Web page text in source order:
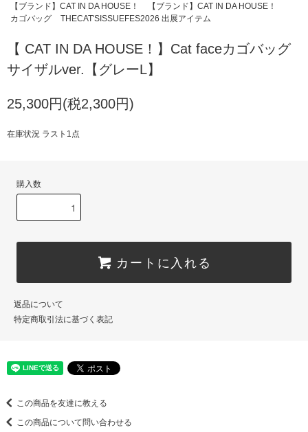
【ブランド】CAT IN DA HOUSE！
【ブランド】CAT IN DA HOUSE！
カゴバッグ
THECAT'SISSUEFES2026 出展アイテム
【 CAT IN DA HOUSE！】Cat faceカゴバッグ
サイザルver.【グレーL】
25,300円(税2,300円)
在庫状況 ラスト1点
購入数
カートに入れる
返品について
特定商取引法に基づく表記
この商品を友達に教える
この商品について問い合わせる